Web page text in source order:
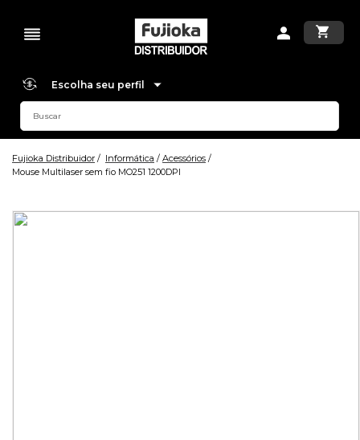
Escolha seu perfil
Fujioka Distribuidor Informática
Acessórios
Mouse Multilaser sem fio MO251 1200DPI